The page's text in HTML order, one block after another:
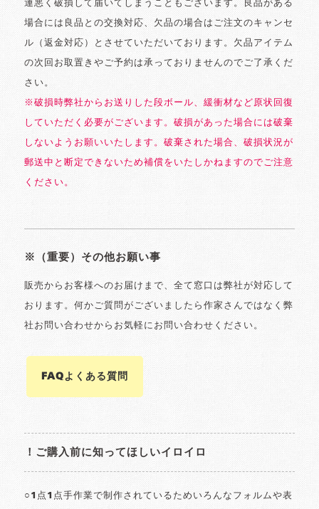
運悪く破損して届いてしまうこともございます。良品がある
場合には良品との交換対応、欠品の場合はご注文のキャンセ
ル（返金対応）とさせていただいております。欠品アイテム
の次回お取置きやご予約は承っておりませんのでご了承くだ
さい。
※破損時弊社からお送りした段ボール、緩衝材など原状回復
していただく必要がございます。破損があった場合には破棄
しないようお願いいたします。破棄された場合、破損状況が
郵送中と断定できないため補償をいたしかねますのでご注意
ください。
※（重要）その他お願い事
販売からお客様へのお届けまで、全て窓口は弊社が対応して
おります。何かご質問がございましたら作家さんではなく弊
社お問い合わせからお気軽にお問い合わせください。
FAQよくある質問
！ご購入前に知ってほしいイロイロ
○1点1点手作業で制作されているためいろんなフォルムや表